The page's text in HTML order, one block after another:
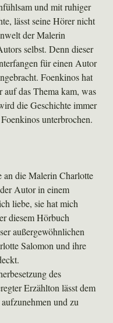
und mit ruhiger
lässt seine Hörer nicht
der Malerin
selbst. Denn dieser
für einen Autor
Foenkinos hat
das Thema kam, was
die Geschichte immer
unterbrochen.
an die Malerin Charlotte
Autor in einem
liebe, sie hat mich
diesem Hörbuch
außergewöhnlichen
Salomon und ihre
des
Erzählton lässt dem
und zu